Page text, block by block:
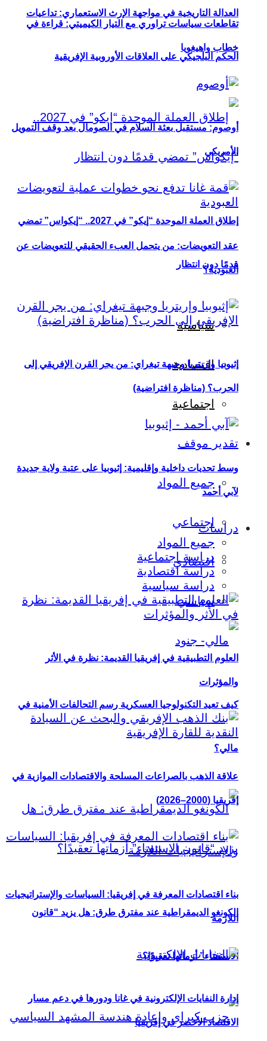
العدالة التاريخية في مواجهة الإرث الاستعماري: تداعيات
الحكم البلجيكي على العلاقات الأوروبية الإفريقية
إطلاق العملة الموحدة “إيكو” في 2027.. “إيكواس” تمضي
قدمًا دون انتظار
سياسية
اقتصادية
اجتماعية
تقدير موقف
جميع المواد
اجتماعي
اقتصادي
سياسي
كيف تعيد التكنولوجيا العسكرية رسم التحالفات الأمنية في
مالي؟
الكونغو الديمقراطية عند مفترق طرق: هل يزيد “قانون
الاستفتاء” أزماتها تعقيدًا؟
تقاطعات سياسات تراوري مع التيار الكيميتي: قراءة في
خطاب واهيغويا
أوصوم: مستقبل بعثة السلام في الصومال بعد وقف التمويل
الأمريكي
عقد التعويضات: من يتحمل العبء الحقيقي للتعويضات عن
العبودية؟
إثيوبيا وإريتريا وجبهة تيغراي: من يجر القرن الإفريقي إلى
الحرب؟ (مناظرة افتراضية)
وسط تحديات داخلية وإقليمية: إثيوبيا على عتبة ولاية جديدة
لآبي أحمد
دراسات
جميع المواد
دراسة اجتماعية
دراسة اقتصادية
دراسة سياسية
العلوم التطبيقية في إفريقيا القديمة: نظرة في الأثر
والمؤثرات
علاقة الذهب بالصراعات المسلحة والاقتصادات الموازية في
إفريقيا (2000–2026)
بناء اقتصادات المعرفة في إفريقيا: السياسات والإستراتيجيات
اللازمة
إدارة النفايات الإلكترونية في غانا ودورها في دعم مسار
الاقتصاد الأخضر في إفريقيا